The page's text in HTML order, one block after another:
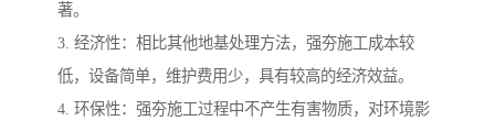
著。
3. 经济性：相比其他地基处理方法，强夯施工成本较
低，设备简单，维护费用少，具有较高的经济效益。
4. 环保性：强夯施工过程中不产生有害物质，对环境影